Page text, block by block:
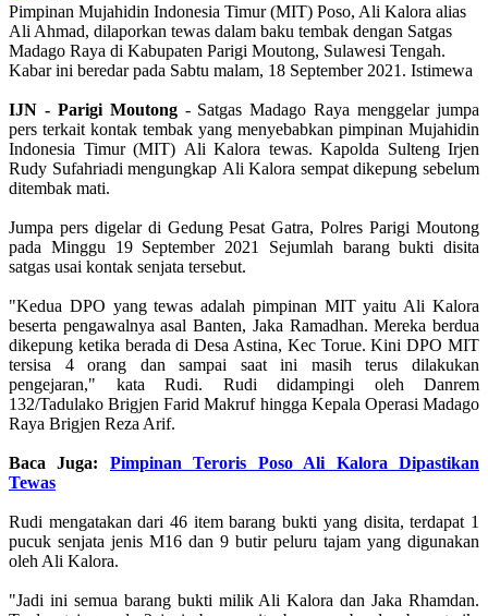
Pimpinan Mujahidin Indonesia Timur (MIT) Poso, Ali Kalora alias
Ali Ahmad, dilaporkan tewas dalam baku tembak dengan Satgas
Madago Raya di Kabupaten Parigi Moutong, Sulawesi Tengah.
Kabar ini beredar pada Sabtu malam, 18 September 2021. Istimewa
IJN - Parigi Moutong- Satgas Madago Raya menggelar jumpa
pers terkait kontak tembak yang menyebabkan pimpinan Mujahidin
Indonesia Timur (MIT) Ali Kalora tewas. Kapolda Sulteng Irjen
Rudy Sufahriadi mengungkap Ali Kalora sempat dikepung sebelum
ditembak mati.
Jumpa pers digelar di Gedung Pesat Gatra, Polres Parigi Moutong
pada Minggu 19 September 2021 Sejumlah barang bukti disita
satgas usai kontak senjata tersebut.
"Kedua DPO yang tewas adalah pimpinan MIT yaitu Ali Kalora
beserta pengawalnya asal Banten, Jaka Ramadhan. Mereka berdua
dikepung ketika berada di Desa Astina, Kec Torue. Kini DPO MIT
tersisa 4 orang dan sampai saat ini masih terus dilakukan
pengejaran," kata Rudi. Rudi didampingi oleh Danrem
132/Tadulako Brigjen Farid Makruf hingga Kepala Operasi Madago
Raya Brigjen Reza Arif.
Baca Juga: Pimpinan Teroris Poso Ali Kalora Dipastikan
Tewas
Rudi mengatakan dari 46 item barang bukti yang disita, terdapat 1
pucuk senjata jenis M16 dan 9 butir peluru tajam yang digunakan
oleh Ali Kalora.
"Jadi ini semua barang bukti milik Ali Kalora dan Jaka Rhamdan.